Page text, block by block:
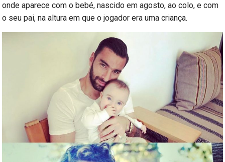
onde aparece com o bebé, nascido em agosto, ao colo, e com
o seu pai, na altura em que o jogador era uma criança.